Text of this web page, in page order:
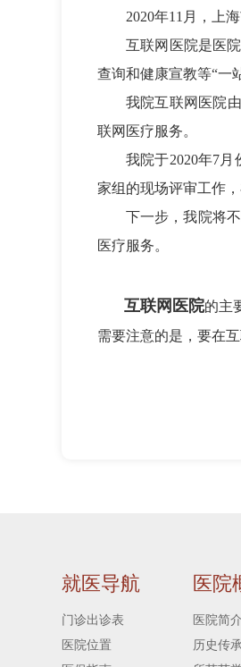
2020年11月，上
互联网医院是医
查询和健康宣教等“一
我院互联网医院
联网医疗服务。
我院于2020年7
家组的现场评审工作
下一步，我院将
医疗服务。
互联网医院的主
需要注意的是，要在
就医导航
门诊出诊表
医院位置
医院
医院简介
历史传承